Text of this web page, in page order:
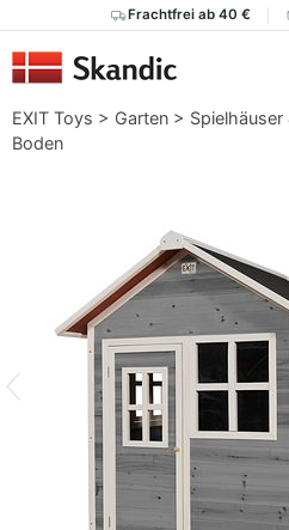
Frachtfrei ab 40 €
EXIT Toys > Garten > Spielhäuser
Boden